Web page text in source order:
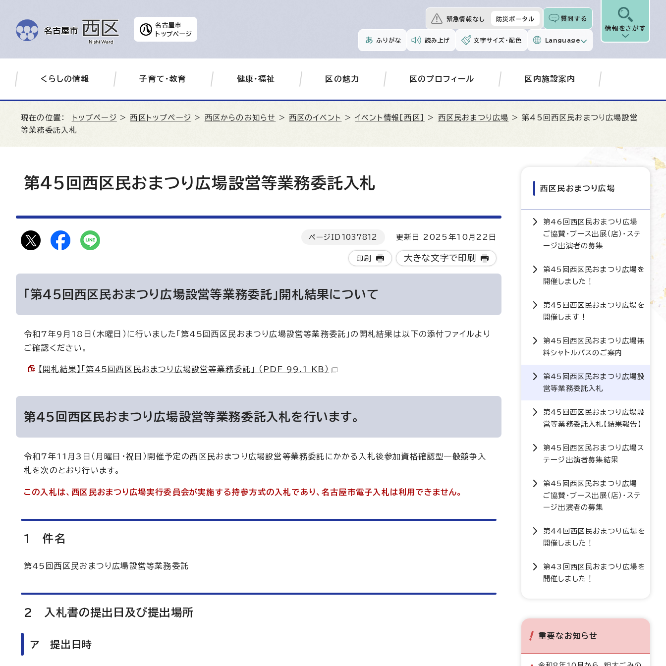
名古屋市
トップページ
緊急情報なし 防災ポータル 質問する
ふりがな 読み上げ 文字サイズ・配色 Language
情報をさがす
くらしの情報 子育て・教育 健康・福祉 区の魅力 区のプロフィール 区内施設案内
現在の位置： トップページ > 西区トップページ > 西区からのお知らせ > 西区のイベント >イベント情報［西区］ > 西区民おまつり広場 > 第45回西区民おまつり広場設営
等業務委託入札
第45回西区民おまつり広場設営等業務委託入札
ページID 1037812 更新日 2025年10月22日
印刷 大きな文字で印刷
「第45回西区民おまつり広場設営等業務委託」開札結果について
令和7年9月18日（木曜日）に行いました「第45回西区民おまつり広場設営等業務委託」の開札結果は以下の添付ファイルより
ご確認ください。
【開札結果】「第45回西区民おまつり広場設営等業務委託」 （PDF 99.1 KB）
第45回西区民おまつり広場設営等業務委託入札を行います。
令和7年11月3日（月曜日・祝日）開催予定の西区民おまつり広場設営等業務委託にかかる入札後参加資格確認型一般競争入
札を次のとおり行います。
この入札は、西区民おまつり広場実行委員会が実施する持参方式の入札であり、名古屋市電子入札は利用できません。
1 件名
第45回西区民おまつり広場設営等業務委託
2 入札書の提出日及び提出場所
ア 提出日時
西区民おまつり広場
第46回西区民おまつり広場
ご協賛・ブース出展（店）・ステ
ージ出演者の募集
第45回西区民おまつり広場を
開催しました！
第45回西区民おまつり広場を
開催します！
第45回西区民おまつり広場無
料シャトルバスのご案内
第45回西区民おまつり広場設
営等業務委託入札
第45回西区民おまつり広場設
営等業務委託入札【結果報告】
第45回西区民おまつり広場ス
テージ出演者募集結果
第45回西区民おまつり広場
ご協賛・ブース出展（店）・ステ
ージ出演者の募集
第44回西区民おまつり広場を
開催しました！
第43回西区民おまつり広場を
開催しました！
重要なお知らせ